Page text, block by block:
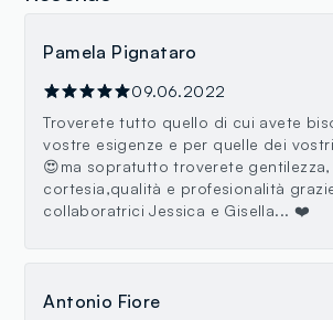
Pamela Pignataro
09.06.2022
Troverete tutto quello di cui avete
vostre esigenze e per quelle dei
😍ma sopratutto troverete gentilezza,
cortesia,qualità e profesionalità
collaboratrici Jessica e Gisella... ❤️
Antonio Fiore